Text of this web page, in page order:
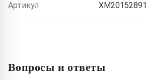
Артикул XM20152891
Вопросы и ответы